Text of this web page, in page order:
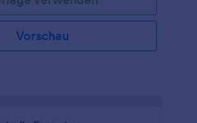
Ihr Unternehmen an, betten Sie
Ihrer Website ein oder - Teilen Sie
und beobachten Sie, wie Kunden
Vorschau